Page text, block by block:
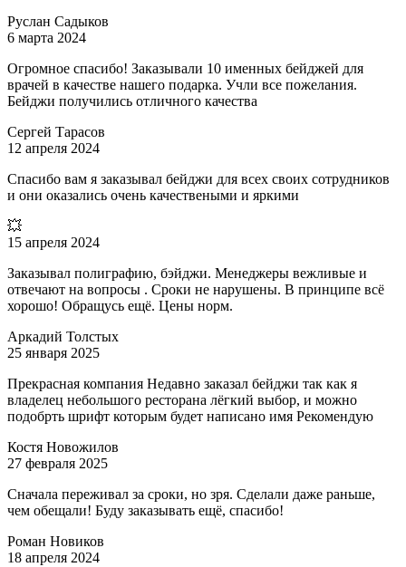
Руслан Садыков
6 марта 2024
Огромное спасибо! Заказывали 10 именных бейджей для
врачей в качестве нашего подарка. Учли все пожелания.
Бейджи получились отличного качества
Сергей Тарасов
12 апреля 2024
Спасибо вам я заказывал бейджи для всех своих сотрудников
и они оказались очень качествеными и яркими
💥
15 апреля 2024
Заказывал полиграфию, бэйджи. Менеджеры вежливые и
отвечают на вопросы . Сроки не нарушены. В принципе всё
хорошо! Обращусь ещё. Цены норм.
Аркадий Толстых
25 января 2025
Прекрасная компания Недавно заказал бейджи так как я
владелец небольшого ресторана лёгкий выбор, и можно
подобрть шрифт которым будет написано имя Рекомендую
Костя Новожилов
27 февраля 2025
Сначала переживал за сроки, но зря. Сделали даже раньше,
чем обещали! Буду заказывать ещё, спасибо!
Роман Новиков
18 апреля 2024